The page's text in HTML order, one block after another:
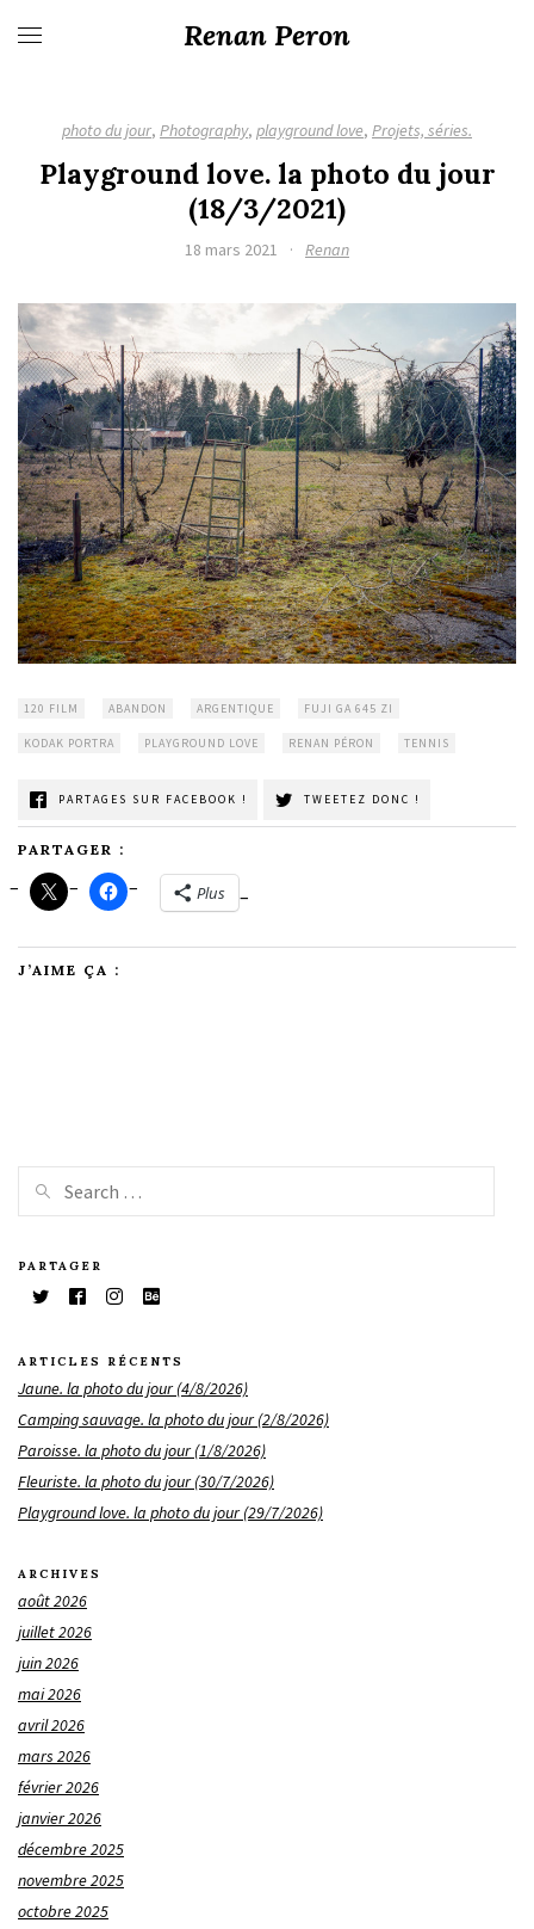
Renan Peron
photo du jour, Photography, playground love, Projets, séries.
Playground love. la photo du jour
(18/3/2021)
18 mars 2021 · Renan
120 FILM ABANDON ARGENTIQUE FUJI GA 645 ZI
KODAK PORTRA PLAYGROUND LOVE RENAN PÉRON TENNIS
PARTAGES SUR FACEBOOK ! TWEETEZ DONC !
PARTAGER :
Plus
J’AIME ÇA :
PARTAGER
ARTICLES RÉCENTS
Jaune. la photo du jour (4/8/2026)
Camping sauvage. la photo du jour (2/8/2026)
Paroisse. la photo du jour (1/8/2026)
Fleuriste. la photo du jour (30/7/2026)
Playground love. la photo du jour (29/7/2026)
ARCHIVES
août 2026
juillet 2026
juin 2026
mai 2026
avril 2026
mars 2026
février 2026
janvier 2026
décembre 2025
novembre 2025
octobre 2025